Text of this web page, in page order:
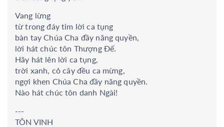
Vang lừng
từ trong đáy tim lời ca tụng
bàn tay Chúa Cha đầy năng quyền,
lời hát chúc tôn Thượng Đế.
Hãy hát lên lời ca tụng,
trời xanh, cỏ cây đều ca mừng,
ngợi khen Chúa Cha đầy năng quyền.
Nào hát chúc tôn danh Ngài!
---
TÔN VINH